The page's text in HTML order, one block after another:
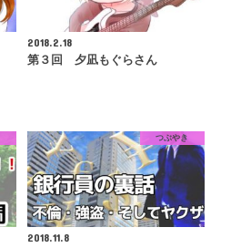
2018.2.18
第３回 夕凪もぐらさん
つぶやき
2018.11.8